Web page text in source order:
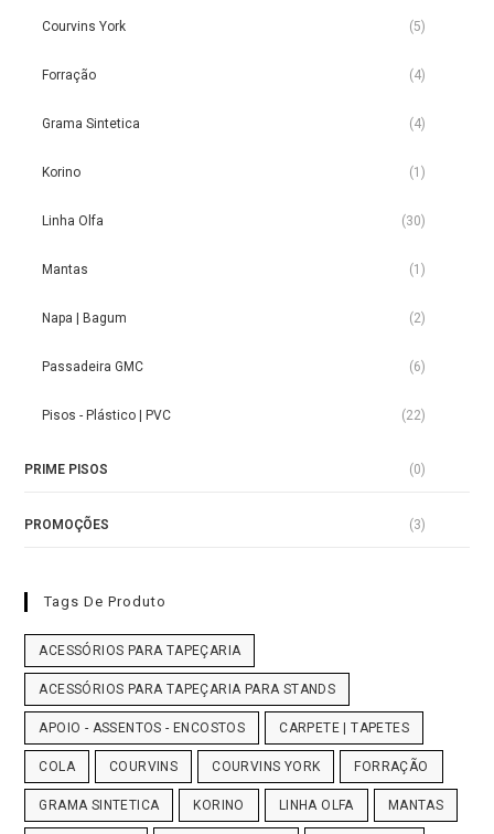
Courvins York (5)
Forração (4)
Grama Sintetica (4)
Korino (1)
Linha Olfa (30)
Mantas (1)
Napa | Bagum (2)
Passadeira GMC (6)
Pisos - Plástico | PVC (22)
PRIME PISOS (0)
PROMOÇÕES (3)
Tags De Produto
ACESSÓRIOS PARA TAPEÇARIA
ACESSÓRIOS PARA TAPEÇARIA PARA STANDS
APOIO - ASSENTOS - ENCOSTOS CARPETE | TAPETES
COLA COURVINS COURVINS YORK FORRAÇÃO
GRAMA SINTETICA KORINO LINHA OLFA MANTAS